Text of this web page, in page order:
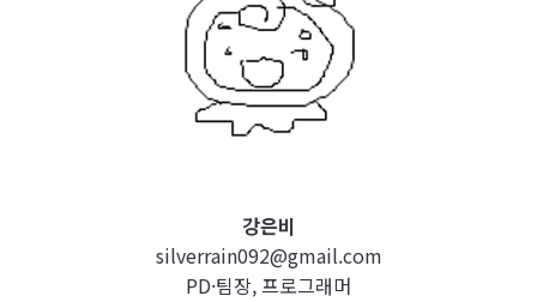
강은비
silverrain092@gmail.com
PD·팀장, 프로그래머